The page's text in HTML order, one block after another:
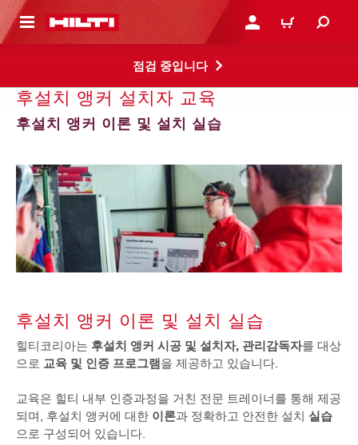
으로 건너뛰기 로그인 또는 회원가입
장바구니
점검 중입니다
후설치 앵커 설치자 교육
후설치 앵커 이론 및 설치 실습
후설치 앵커 이론 및 설치 실습
힐티코리아는 후설치 앵커 시공 및 설치자, 관리감독자를 대상
으로 교육 및 인증 프로그램을 제공하고 있습니다.
교육은 힐티 내부 인증과정을 거친 전문 트레이너를 통해 제공
되며, 후설치 앵커에 대한 이론과 정확하고 안전한 설치 실습
으로 구성되어 있습니다.